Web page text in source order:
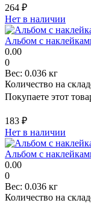
264 ₽
Нет в наличии
Альбом с
0.00
0
Вес: 0.036 кг
Количество на
Покупаете этот
183 ₽
Нет в наличии
Альбом с
0.00
0
Вес: 0.036 кг
Количество на